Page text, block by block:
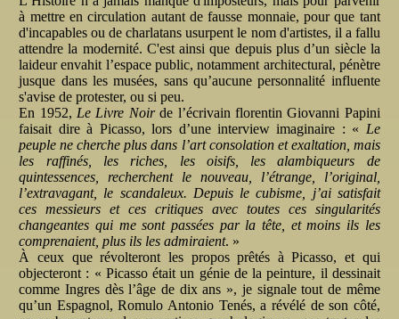
à mettre en circulation autant de fausse monnaie, pour que tant
d'incapables ou de charlatans usurpent le nom d'artistes, il a fallu
attendre la modernité. C'est ainsi que depuis plus d’un siècle la
laideur envahit l’espace public, notamment architectural, pénètre
jusque dans les musées, sans qu’aucune personnalité influente
s'avise de protester, ou si peu.
En 1952, Le Livre Noirde l’écrivain florentin Giovanni Papini
faisait dire à Picasso, lors d’une interview imaginaire : « Le
peuple ne cherche plus dans l’art consolation et exaltation, mais
les raffinés, les riches, les oisifs, les alambiqueurs de
quintessences, recherchent le nouveau, l’étrange, l’original,
l’extravagant, le scandaleux. Depuis le cubisme, j’ai satisfait
ces messieurs et ces critiques avec toutes ces singularités
changeantes qui me sont passées par la tête, et moins ils les
comprenaient, plus ils les admiraient. »
À ceux que révolteront les propos prêtés à Picasso, et qui
objecteront : « Picasso était un génie de la peinture, il dessinait
comme Ingres dès l’âge de dix ans », je signale tout de même
qu’un Espagnol, Romulo Antonio Tenés, a révélé de son côté,